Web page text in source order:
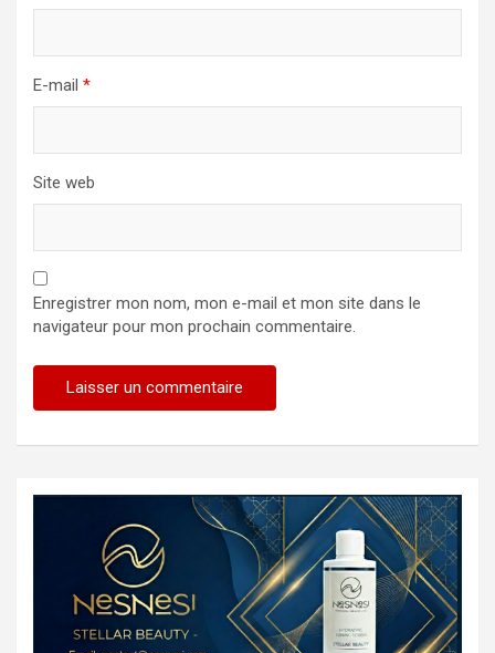
E-mail *
Site web
Enregistrer mon nom, mon e-mail et mon site dans le
navigateur pour mon prochain commentaire.